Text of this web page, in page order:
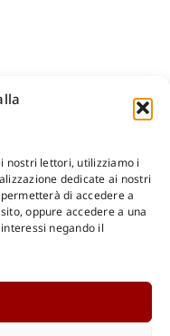
nostri lettori, utilizziamo i
dedicate ai nostri
di accedere a
oppure accedere a una
negando il
e anche Rateali
Online
Internazionale